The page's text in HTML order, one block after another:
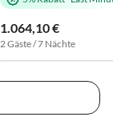
1.064,10 €
2 Gäste / 7 Nächte